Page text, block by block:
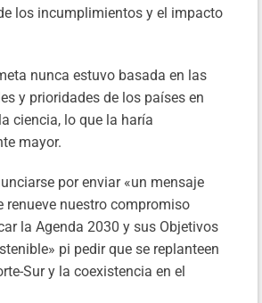
los incumplimientos y el impacto
nunca estuvo basada en las
y prioridades de los países en
ciencia, lo que la haría
mayor.
por enviar «un mensaje
renueve nuestro compromiso
la Agenda 2030 y sus Objetivos
pi pedir que se replanteen
Sur y la coexistencia en el